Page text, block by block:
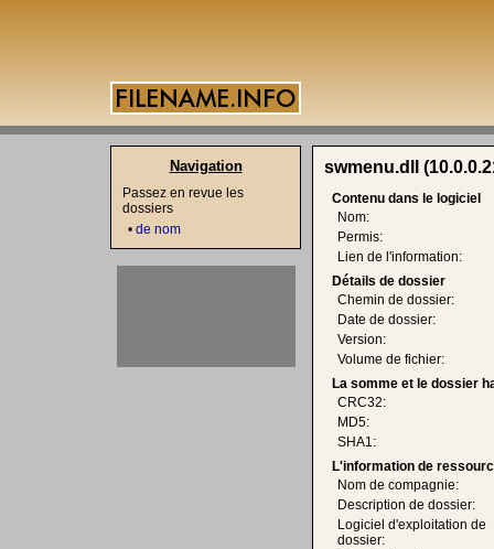
swmenu.dll
Contenu dans le logiciel
Nom:
Permis:
Lien de l'information:
Détails de dossier
Chemin de dossier:
Date de dossier:
Version:
Volume de fichier:
La somme et le dossier
CRC32:
MD5:
SHA1:
L'information de
Nom de compagnie:
Description de dossier:
Logiciel d'exploitation de
dossier:
Navigation
Passez en revue les
dossiers
• de nom